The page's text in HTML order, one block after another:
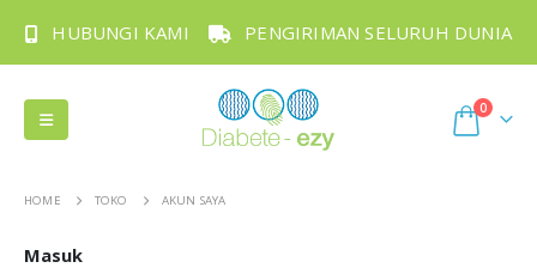
HUBUNGI KAMI PENGIRIMAN SELURUH DUNIA
0
HOME TOKO AKUN SAYA
Masuk